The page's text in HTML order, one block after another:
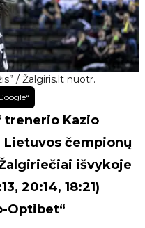
/ Žalgiris.lt nuotr.
trenerio Kazio
čempionų
išvykoje
20:14, 18:21)
Optibet“